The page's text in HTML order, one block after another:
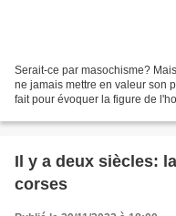
Serait-ce par masochisme?
ne jamais mettre en valeur son
fait pour évoquer la figure de
Il y a deux siècles:
corses